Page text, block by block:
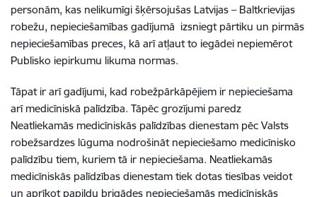
personām, kas nelikumīgi šķērsojušas Latvijas – Baltkrievijas
robežu, nepieciešamības gadījumā izsniegt pārtiku un pirmās
nepieciešamības preces, kā arī atļaut to iegādei nepiemērot
Publisko iepirkumu likuma normas.
Tāpat ir arī gadījumi, kad robežpārkāpējiem ir nepieciešama
arī medicīniskā palīdzība. Tāpēc grozījumi paredz
Neatliekamās medicīniskās palīdzības dienestam pēc Valsts
robežsardzes lūguma nodrošināt nepieciešamo medicīnisko
palīdzību tiem, kuriem tā ir nepieciešama. Neatliekamās
medicīniskās palīdzības dienestam tiek dotas tiesības veidot
un aprīkot papildu brigādes nepieciešamās medicīniskās